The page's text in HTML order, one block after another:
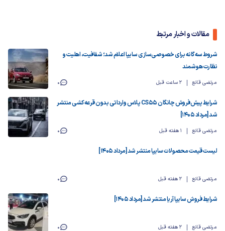
مقالات و اخبار مرتبط
شروط سه‌گانه برای خصوصی‌سازی سایپا اعلام شد؛ شفافیت، اهلیت و
نظارت هوشمند
مرتضی قانع 2 ساعت قبل 0
شرایط پیش‌فروش چانگان CS55 پلاس وارداتی بدون قرعه‌کشی منتشر
شد [مرداد ۱۴۰۵]
مرتضی قانع 1 هفته قبل 0
لیست قیمت محصولات سایپا منتشر شد [مرداد ۱۴۰۵]
مرتضی قانع 2 هفته قبل 0
شرایط فروش سایپا آریا منتشر شد [مرداد ۱۴۰۵]
مرتضی قانع 2 هفته قبل 0